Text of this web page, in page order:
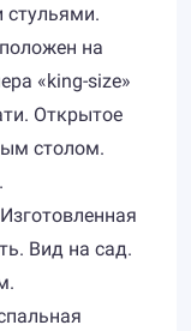
стульями.
на
«king-size»
Открытое
столом.
Вид на сад.